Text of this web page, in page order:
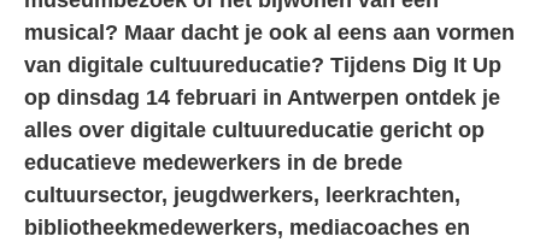
musical? Maar dacht je ook al eens aan vormen
van digitale cultuureducatie? Tijdens Dig It Up
op dinsdag 14 februari in Antwerpen ontdek je
alles over digitale cultuureducatie gericht op
educatieve medewerkers in de brede
cultuursector, jeugdwerkers, leerkrachten,
bibliotheekmedewerkers, mediacoaches en